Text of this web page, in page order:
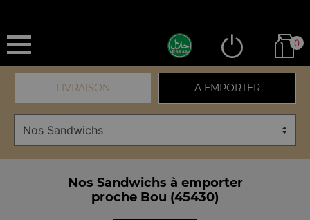
0
LIVRAISON A EMPORTER
Nos Sandwichs à emporter
proche Bou (45430)